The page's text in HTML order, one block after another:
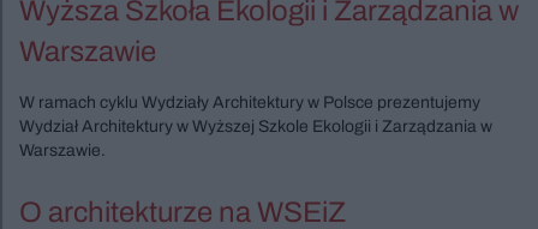
Wyższa Szkoła Ekologii i Zarządzania w
Warszawie
W ramach cyklu Wydziały Architektury w Polsce prezentujemy
Wydział Architektury w Wyższej Szkole Ekologii i Zarządzania w
Warszawie.
O architekturze na WSEiZ